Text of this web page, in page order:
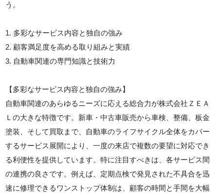
う。
1. 多彩なサービス内容と独自の強み
2. 顧客満足度を高める取り組みと実績
3. 自動車関連の専門知識と技術力
【多彩なサービス内容と独自の強み】
自動車関連のあらゆるニーズに応える総合力が株式会社ＺＥＡ
Ｌの大きな特徴です。新車・中古車販売から車検、整備、板金
塗装、そして買取まで、自動車のライフサイクル全体をカバー
するサービス展開により、一度の来店で複数の要望に対応でき
る利便性を提供しています。特に注目すべきは、各サービス間
の連携の良さです。例えば、定期点検で発見された不具合を迅
速に修理できるワンストップ体制は、顧客の時間と手間を大幅